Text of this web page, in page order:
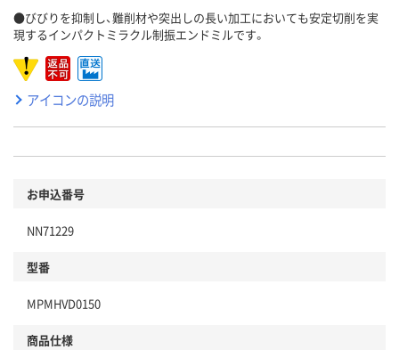
●びびりを抑制し、難削材や突出しの長い加工においても安定切削を実
現するインパクトミラクル制振エンドミルです。
アイコンの説明
お申込番号
NN71229
型番
MPMHVD0150
商品仕様